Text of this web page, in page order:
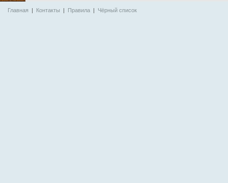
Главная | Контакты | Правила | Чёрный список